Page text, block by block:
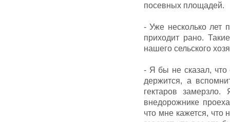
посевных площадей.
- Уже несколько лет
приходит рано.
нашего сельского
- Я бы не сказал, что
держится, а
гектаров
внедорожнике
что мне кажется, что